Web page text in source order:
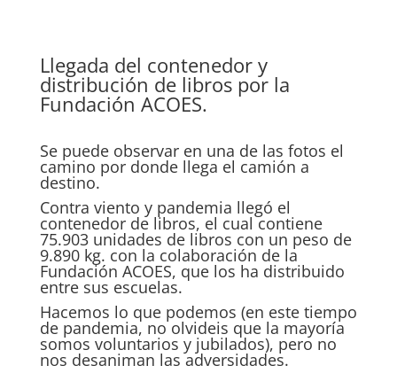
Llegada del contenedor y
distribución de libros por la
Fundación ACOES.
Se puede observar en una de las fotos el
camino por donde llega el camión a
destino.
Contra viento y pandemia llegó el
contenedor de libros, el cual contiene
75.903 unidades de libros con un peso de
9.890 kg. con la colaboración de la
Fundación ACOES, que los ha distribuido
entre sus escuelas.
Hacemos lo que podemos (en este tiempo
de pandemia, no olvideis que la mayoría
somos voluntarios y jubilados), pero no
nos desaniman las adversidades.